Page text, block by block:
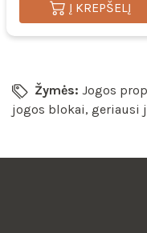
Į KREPŠELĮ
Žymės: Jogos
jogos blokai, geriausi